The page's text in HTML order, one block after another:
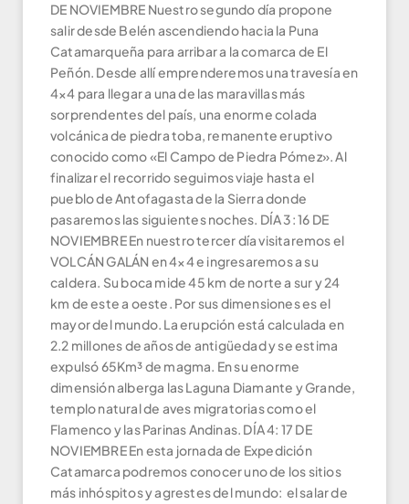
DE NOVIEMBRE Nuestro segundo día propone
salir desde Belén ascendiendo hacia la Puna
Catamarqueña para arribar a la comarca de El
Peñón. Desde allí emprenderemos una travesía en
4×4 para llegar a una de las maravillas más
sorprendentes del país, una enorme colada
volcánica de piedra toba, remanente eruptivo
conocido como «El Campo de Piedra Pómez». Al
finalizar el recorrido seguimos viaje hasta el
pueblo de Antofagasta de la Sierra donde
pasaremos las siguientes noches. DÍA 3: 16 DE
NOVIEMBRE En nuestro tercer día visitaremos el
VOLCÁN GALÁN en 4×4 e ingresaremos a su
caldera. Su boca mide 45 km de norte a sur y 24
km de este a oeste. Por sus dimensiones es el
mayor del mundo. La erupción está calculada en
2.2 millones de años de antigüedad y se estima
expulsó 65Km³ de magma. En su enorme
dimensión alberga las Laguna Diamante y Grande,
templo natural de aves migratorias como el
Flamenco y las Parinas Andinas. DÍA 4: 17 DE
NOVIEMBRE En esta jornada de Expedición
Catamarca podremos conocer uno de los sitios
más inhóspitos y agrestes del mundo: el salar de